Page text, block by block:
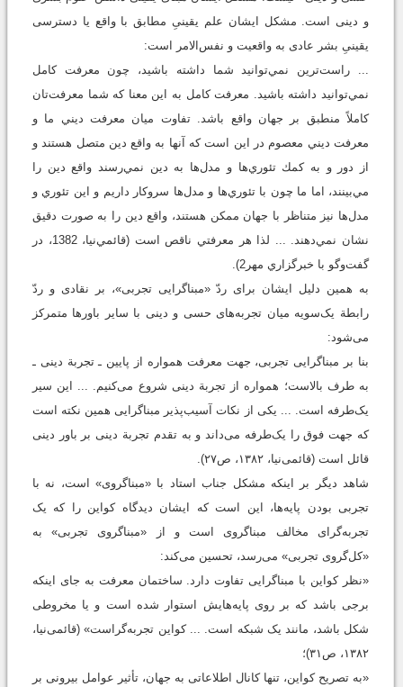
و دینی است. مشکل ایشان علم یقینیِ مطابق با واقع یا دسترسی
یقینیِ بشر عادی به واقعیت و نفس‌الامر است:
... راست‌ترين نمي‌توانيد شما داشته باشيد، چون معرفت كامل
نمي‌توانيد داشته باشيد. معرفت كامل به اين معنا كه شما معرفت‌تان
كاملاً منطبق بر جهان واقع باشد. تفاوت ميان معرفت ديني ما و
معرفت ديني معصوم در اين است كه آنها به واقع دين متصل هستند و
از دور و به كمك تئوري‌ها و مدل‌ها به دين نمي‌رسند واقع دين را
مي‌بينند، اما ما چون با تئوري‌ها و مدل‌ها سروكار داريم و اين تئوري و
مدل‌ها نيز متناظر با جهان ممكن هستند، واقع دين را به صورت دقيق
نشان نمي‌دهند. ... لذا هر معرفتي ناقص است (قائمي‌نيا، 1382، در
گفت‌وگو با خبرگزاري مهر2).
به همین دلیل ایشان برای ردّ «مبناگرایی تجربی»، بر نقادی و ردّ
رابطة یک‌سویه میان تجربه‌های حسی و دینی با سایر باورها متمرکز
می‌شود:
بنا بر مبناگرایی تجربی، جهت معرفت همواره از پایین ـ تجربة دینی ـ
به طرف بالاست؛ همواره از تجربة دینی شروع می‌کنیم. ... این سیر
یک‌طرفه است. ... یکی از نکات آسیب‌پذیر مبناگرایی همین نکته است
که جهت فوق را یک‌طرفه می‌داند و به تقدم تجربة دینی بر باور دینی
قائل است (قائمی‌نیا، ۱۳۸۲، ص۲۷).
شاهد دیگر بر اینکه مشکل جناب استاد با «مبناگروی» است، نه با
تجربی بودن پایه‌ها، این است که ایشان دیدگاه کواین را که یک
تجربه‌گرای مخالف مبناگروی‌ است و از «مبناگروی تجربی» به
«کل‌گروی تجربی» می‌رسد، تحسین می‌کند:
«نظر کواین با مبناگرایی تفاوت دارد. ساختمان معرفت به جای اینکه
برجی باشد که بر روی پایه‌هایش استوار شده است و یا مخروطی
شکل باشد، مانند یک شبکه است. ... کواین تجربه‌گراست» (قائمی‌نیا،
۱۳۸۲، ص۳۱)؛
«به تصریح کواین، تنها کانال اطلاعاتی به جهان، تأثیر عوامل بیرونی بر